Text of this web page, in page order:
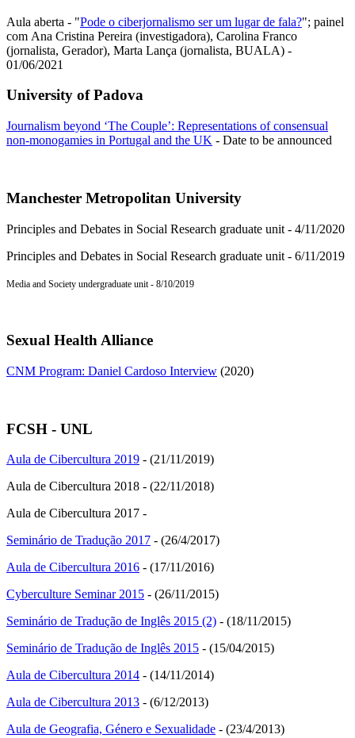
Aula aberta - "Pode o ciberjornalismo ser um lugar de fala?"; painel
com Ana Cristina Pereira (investigadora), Carolina Franco
(jornalista, Gerador), Marta Lança (jornalista, BUALA) -
01/06/2021
University of Padova
Journalism beyond ‘The Couple’: Representations of consensual
non-monogamies in Portugal and the UK - Date to be announced
Manchester Metropolitan University
Principles and Debates in Social Research graduate unit - 4/11/2020
Principles and Debates in Social Research graduate unit - 6/11/2019
Media and Society undergraduate unit - 8/10/2019
Sexual Health Alliance
CNM Program: Daniel Cardoso Interview (2020)
FCSH - UNL
Aula de Cibercultura 2019 - (21/11/2019)
Aula de Cibercultura 2018 - (22/11/2018)
Aula de Cibercultura 2017 -
Seminário de Tradução 2017 - (26/4/2017)
Aula de Cibercultura 2016 - (17/11/2016)
Cyberculture Seminar 2015 - (26/11/2015)
Seminário de Tradução de Inglês 2015 (2) - (18/11/2015)
Seminário de Tradução de Inglês 2015 - (15/04/2015)
Aula de Cibercultura 2014 - (14/11/2014)
Aula de Cibercultura 2013 - (6/12/2013)
Aula de Geografia, Género e Sexualidade - (23/4/2013)